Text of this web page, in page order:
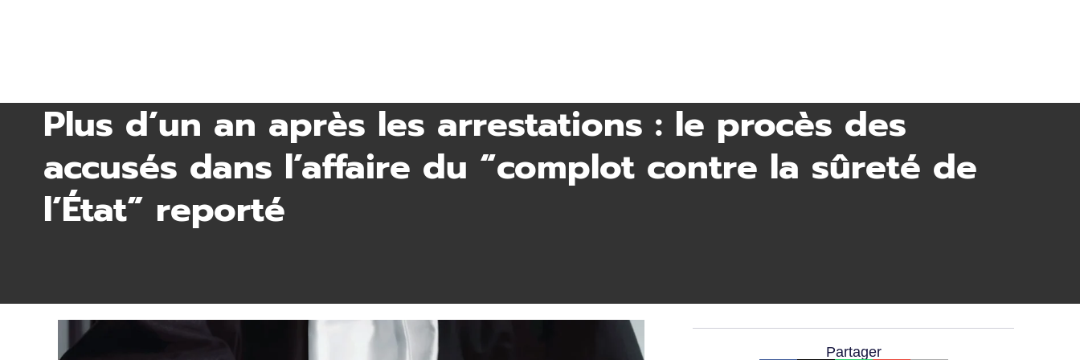
Plus d’un an après les arrestations : le procès des
accusés dans l’affaire du “complot contre la sûreté de
l’État” reporté
Partager